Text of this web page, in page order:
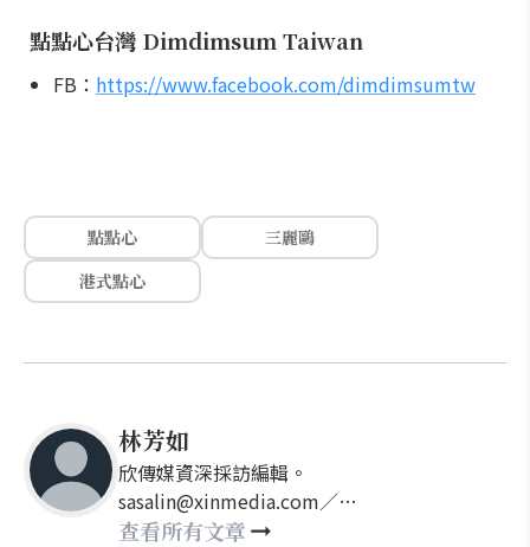
點點心台灣 Dimdimsum Taiwan
FB： https://www.facebook.com/dimdimsumtw
點點心
三麗鷗
港式點心
林芳如
欣傳媒資深採訪編輯。
sasalin@xinmedia.com／
happy21917@gmail.com
查看所有文章